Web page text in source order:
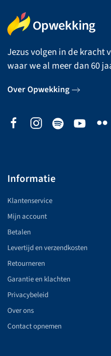
Jezus volgen in de kracht
waar we al meer dan 60
Over Opwekking
Informatie
Klantenservice
Mijn account
Betalen
Levertijd en verzendkosten
Retourneren
Garantie en klachten
Privacybeleid
Over ons
Contact opnemen